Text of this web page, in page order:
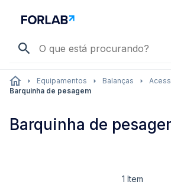
Equipamentos Balanças
Barquinha de pesagem
Barquinha de
1 Item